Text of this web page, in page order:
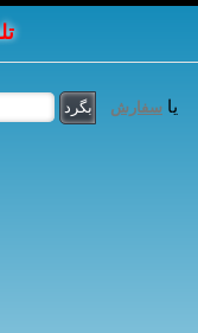
یا سفارش